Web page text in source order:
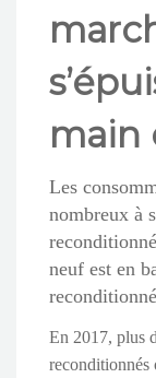
main
Les
nombreux à
neuf est en
En 2017, plus
reconditionnés